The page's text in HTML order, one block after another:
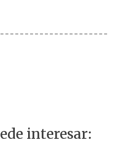
interesar: